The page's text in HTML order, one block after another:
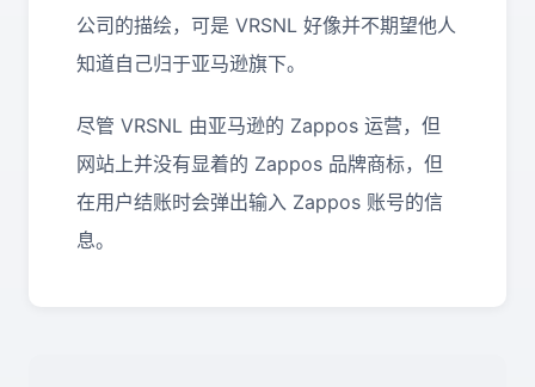
公司的描绘，可是 VRSNL 好像并不期望他人
知道自己归于亚马逊旗下。
尽管 VRSNL 由亚马逊的 Zappos 运营，但
网站上并没有显着的 Zappos 品牌商标，但
在用户结账时会弹出输入 Zappos 账号的信
息。